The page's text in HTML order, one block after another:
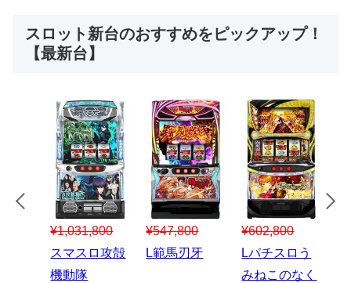
スロット新台のおすすめをピックアップ！
【最新台】
¥547,800
スマスロハナ
ビ
¥150,000
スマスロ秘宝
¥1,867,800
Lパチスロ 炎
炎ノ消防隊2